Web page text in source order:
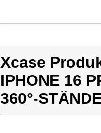
Xcase
IPHONE 16
360°-